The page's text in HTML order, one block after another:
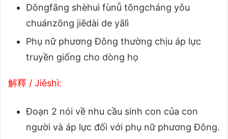
Dōngfāng shèhuì fùnǚ tōngcháng yǒu
chuánzōng jiēdài de yālì
Phụ nữ phương Đông thường chịu áp lực
truyền giống cho dòng họ
解釋 / Jiěshì:
Đoạn 2 nói về nhu cầu sinh con của con
người và áp lực đối với phụ nữ phương Đông.